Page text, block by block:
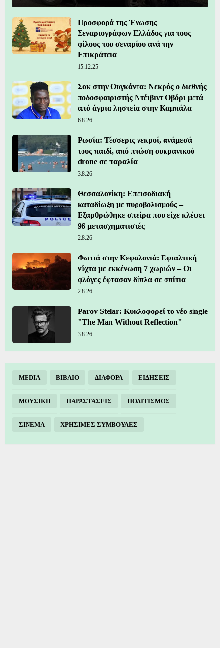
Προσφορά της Ένωσης
Σεναριογράφων Ελλάδος για τους
φίλους του σεναρίου ανά την
Επικράτεια
15.12.25
Σοκ στην Ουγκάντα: Νεκρός ο διεθνής
ποδοσφαιριστής Ντέιβιντ Οβόρι μετά
από άγρια ληστεία στην Καμπάλα
6.8.26
Ρωσία: Τέσσερις νεκροί, ανάμεσά
τους παιδί, από πτώση ουκρανικού
drone σε παραλία
3.8.26
Θεσσαλονίκη: Επεισοδιακή
καταδίωξη με πυροβολισμούς –
Εξαρθρώθηκε σπείρα που είχε κλέψει
96 μετασχηματιστές
2.8.26
Φωτιά στην Κεφαλονιά: Εφιαλτική
νύχτα με εκκένωση 7 χωριών – Οι
φλόγες έφτασαν δίπλα σε σπίτια
2.8.26
Parov Stelar: Κυκλοφορεί το νέο single
"The Man Without Reflection"
3.8.26
MEDIA ΒΙΒΛΙΟ ΔΙΑΦΟΡΑ ΕΙΔΗΣΕΙΣ
ΜΟΥΣΙΚΗ ΠΑΡΑΣΤΑΣΕΙΣ ΠΟΛΙΤΙΣΜΟΣ
ΣΙΝΕΜΑ ΧΡΗΣΙΜΕΣ ΣΥΜΒΟΥΛΕΣ